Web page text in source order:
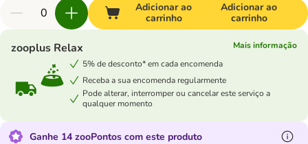
Adicionar ao
carrinho
Adicionar ao
carrinho
zooplus Relax
Mais informação
5% de desconto* em cada encomenda
Receba a sua encomenda regularmente
Pode alterar, interromper ou cancelar este serviço a
qualquer momento
Ganhe 14 zooPontos com este produto